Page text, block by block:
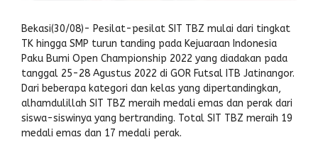
Bekasi(30/08)- Pesilat-pesilat SIT TBZ mulai dari tingkat
TK hingga SMP turun tanding pada Kejuaraan Indonesia
Paku Bumi Open Championship 2022 yang diadakan pada
tanggal 25-28 Agustus 2022 di GOR Futsal ITB Jatinangor.
Dari beberapa kategori dan kelas yang dipertandingkan,
alhamdulillah SIT TBZ meraih medali emas dan perak dari
siswa-siswinya yang bertranding. Total SIT TBZ meraih 19
medali emas dan 17 medali perak.